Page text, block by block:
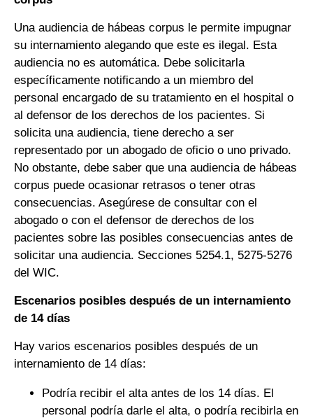
Una audiencia de hábeas corpus le permite impugnar
su internamiento alegando que este es ilegal. Esta
audiencia no es automática. Debe solicitarla
específicamente notificando a un miembro del
personal encargado de su tratamiento en el hospital o
al defensor de los derechos de los pacientes. Si
solicita una audiencia, tiene derecho a ser
representado por un abogado de oficio o uno privado.
No obstante, debe saber que una audiencia de hábeas
corpus puede ocasionar retrasos o tener otras
consecuencias. Asegúrese de consultar con el
abogado o con el defensor de derechos de los
pacientes sobre las posibles consecuencias antes de
solicitar una audiencia. Secciones 5254.1, 5275-5276
del WIC.
Escenarios posibles después de un internamiento
de 14 días
Hay varios escenarios posibles después de un
internamiento de 14 días:
Podría recibir el alta antes de los 14 días. El
personal podría darle el alta, o podría recibirla en